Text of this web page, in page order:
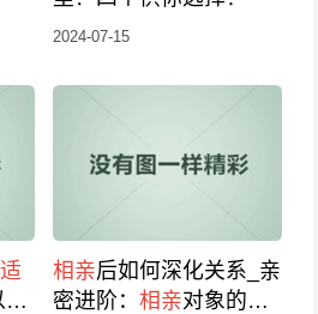
2024-07-15
适
朋
相亲后如何深化关系_亲
密进阶： 相亲对象的培